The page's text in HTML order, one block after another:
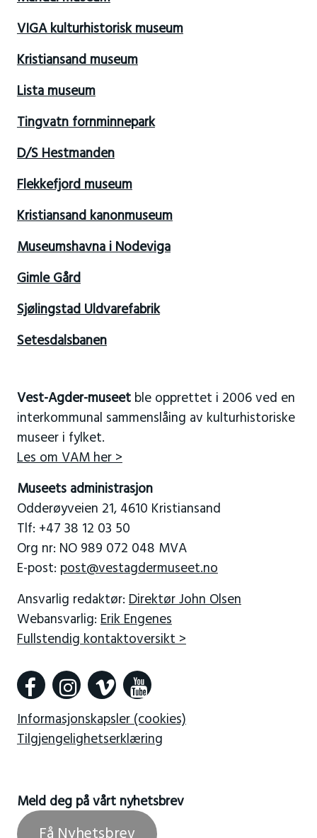
VIGA kulturhistorisk museum
Kristiansand museum
Lista museum
Tingvatn fornminnepark
D/S Hestmanden
Flekkefjord museum
Kristiansand kanonmuseum
Museumshavna i Nodeviga
Gimle Gård
Sjølingstad Uldvarefabrik
Setesdalsbanen
Vest-Agder-museetble opprettet i 2006 ved en
interkommunal sammenslåing av kulturhistoriske
museer i fylket.
Les om VAM her >
Museets administrasjon
Odderøyveien 21, 4610 Kristiansand
Tlf: +47 38 12 03 50
Org nr: NO 989 072 048 MVA
E-post: post@vestagdermuseet.no
Ansvarlig redaktør: Direktør John Olsen
Webansvarlig: Erik Engenes
Fullstendig kontaktoversikt >
Informasjonskapsler (cookies)
Tilgjengelighetserklæring
Meld deg på vårt nyhetsbrev